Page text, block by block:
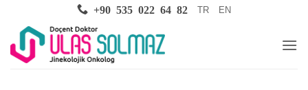
+90 535 022 64 82 TR EN